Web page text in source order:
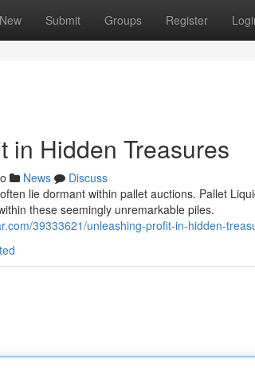
New Submit Groups Register
in Hidden Treasures
News
Discuss
lie dormant within pallet auctions. Pallet
these seemingly unremarkable piles.
39333621/unleashing-profit-in-hidden-